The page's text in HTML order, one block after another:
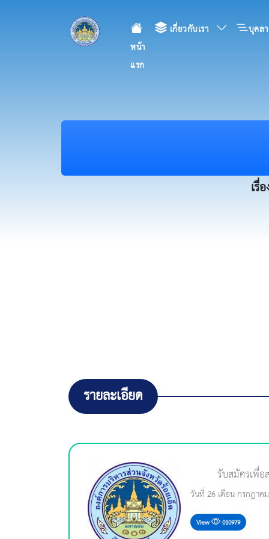
หน้า
แรก
เกี่ยวกับเรา บุคล
เรื่
รายละเอียด
รับสมัครเพื่อ
วันที่ 26 เดือน กรกฎาค
View 010979